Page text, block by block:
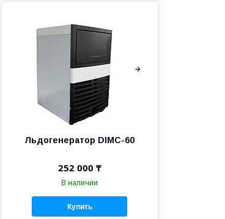
Льдогенератор DIMC-60
252 000 ₸
В наличии
Купить